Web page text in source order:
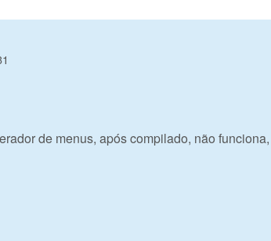
de menus, após compilado, não